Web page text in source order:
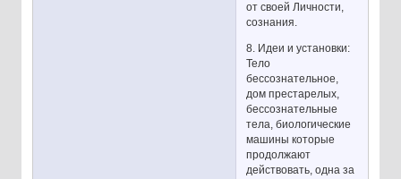
от своей Личности,
сознания.
8. Идеи и установки:
Тело
бессознательное,
дом престарелых,
бессознательные
тела, биологические
машины которые
продолжают
действовать, одна за